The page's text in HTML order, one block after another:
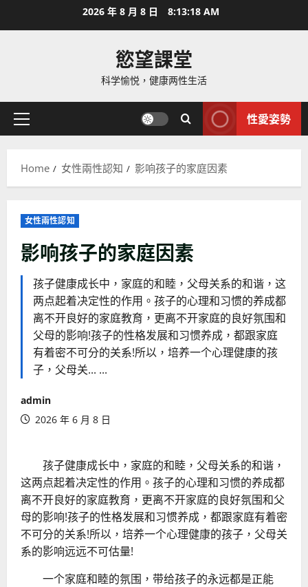
2026 年 8 月 8 日 8:13:20 AM
慾望課堂
科学愉悦，健康两性生活
Primary
性愛姿勢
Home 女性兩性認知 影响孩子的家庭因素
女性兩性認知
影响孩子的家庭因素
孩子健康成长中，家庭的和睦，父母关系的和谐，这
两点起着决定性的作用。孩子的心理和习惯的养成都
离不开良好的家庭教育，更离不开家庭的良好氛围和
父母的影响!孩子的性格发展和习惯养成，都跟家庭
有着密不可分的关系!所以，培养一个心理健康的孩
子，父母关... ...
admin
2026 年 6 月 8 日
孩子健康成长中，家庭的和睦，父母关系的和谐，
这两点起着决定性的作用。孩子的心理和习惯的养成都
离不开良好的家庭教育，更离不开家庭的良好氛围和父
母的影响!孩子的性格发展和习惯养成，都跟家庭有着密
不可分的关系!所以，培养一个心理健康的孩子，父母关
系的影响远远不可估量!
一个家庭和睦的氛围，带给孩子的永远都是正能